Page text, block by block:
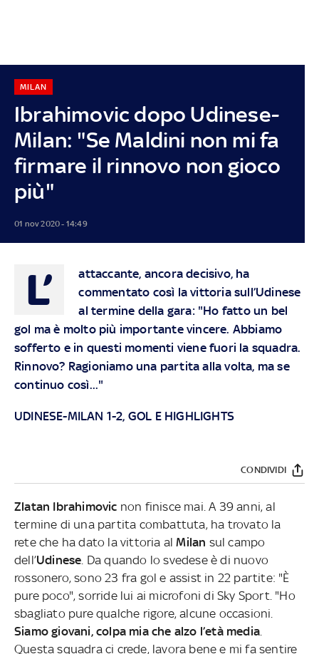
Ibrahimovic dopo Udinese-
Milan: "Se Maldini non mi fa
firmare il rinnovo non gioco
più"
MILAN
01 nov 2020 - 14:49
L’
attaccante, ancora decisivo, ha
commentato così la vittoria sull’Udinese
al termine della gara: "Ho fatto un bel
gol ma è molto più importante vincere. Abbiamo
sofferto e in questi momenti viene fuori la squadra.
Rinnovo? Ragioniamo una partita alla volta, ma se
continuo così..."
UDINESE-MILAN 1-2, GOL E HIGHLIGHTS
CONDIVIDI
Zlatan Ibrahimovic non finisce mai. A 39 anni, al
termine di una partita combattuta, ha trovato la
rete che ha dato la vittoria alMilan sul campo
dell’Udinese . Da quando lo svedese è di nuovo
rossonero, sono 23 fra gol e assist in 22 partite: "È
pure poco", sorride lui ai microfoni di Sky Sport. "Ho
sbagliato pure qualche rigore, alcune occasioni.
Siamo giovani, colpa mia che alzo l’età media
Questa squadra ci crede, lavora bene e mi fa sentire